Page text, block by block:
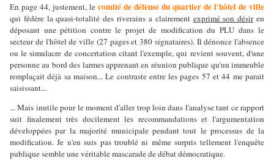
En page 44, justement, le comité de défense du quartier de l'hôtel de ville
qui fédère la quasi-totalité des riverains a clairement exprimé son désiren
déposant une pétition contre le projet de modification du PLU dans le
secteur de l'hôtel de ville (27 pages et 380 signataires). Il dénonce l'absence
ou le simulacre de concertation citant l'exemple, qui revient souvent, d'une
personne au bord des larmes apprenant en réunion publique qu'un immeuble
remplaçait déjà sa maison... Le contraste entre les pages 57 et 44 me parait
saisissant...
... Mais inutile pour le moment d'aller trop loin dans l'analyse tant ce rapport
suit finalement très docilement les recommandations et l'argumentation
développées par la majorité municipale pendant tout le processus de la
modification. Je n'en suis pas troublé ni même surpris tellement l'enquête
publique semble une véritable mascarade de débat démocratique.